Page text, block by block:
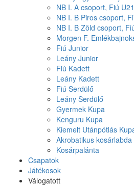
NB I. A csoport, Fiú U21
NB I. B Piros csoport,
NB I. B Zöld csoport,
Morgen F.
Fiú Junior
Leány Junior
Fiú Kadett
Leány Kadett
Fiú Serdülő
Leány Serdülő
Gyermek Kupa
Kenguru Kupa
Kiemelt Utánpótlás
Akrobatikus kosárlabda
Kosárpalánta
Csapatok
Játékosok
Válogatott